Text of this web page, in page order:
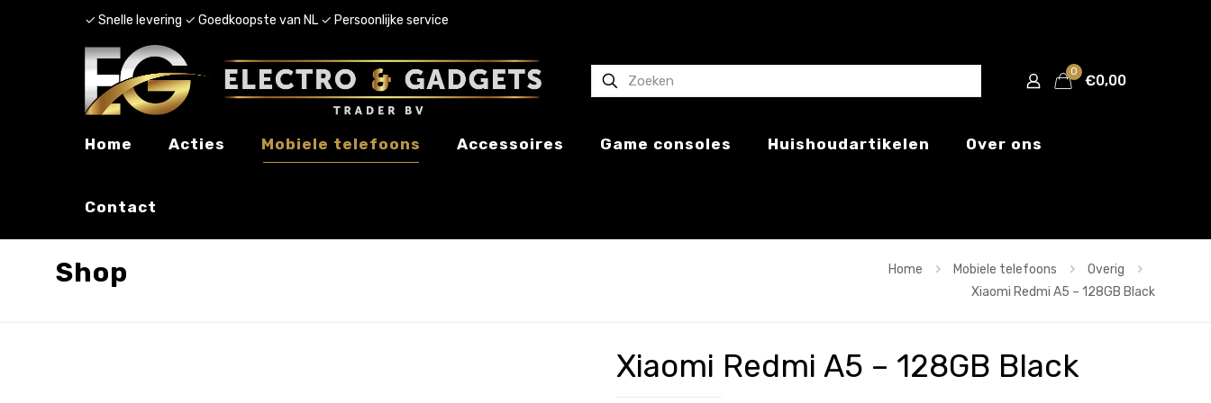
✓ Snelle levering ✓ Goedkoopste van NL ✓ Persoonlijke service
0
€0,00
Home Acties Mobiele telefoons Accessoires Game consoles Huishoudartikelen Over ons
Contact
Shop Home Mobiele telefoons
Overig
Xiaomi Redmi A5 – 128GB Black
Xiaomi Redmi A5 – 128GB Black